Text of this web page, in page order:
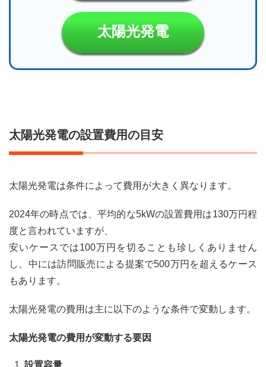
光発
電の
回収
年程
なる
こと
が多
6
光発
10年
降の
費用
果
太陽光発電
太陽光発電の設置費用の目安
太陽光発電は条件によって費用が大きく異なります。
2024年の時点では、平均的な5kWの設置費用は130万円程
度と言われていますが、
安いケースでは100万円を切ることも珍しくありません
し、中には訪問販売による提案で500万円を超えるケース
もあります。
太陽光発電の費用は主に以下のような条件で変動します。
太陽光発電の費用が変動する要因
設置容量